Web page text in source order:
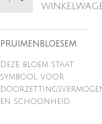
PRUIMENBLOESEM
Deze bloem staat
symbool voor
en schoonheid.